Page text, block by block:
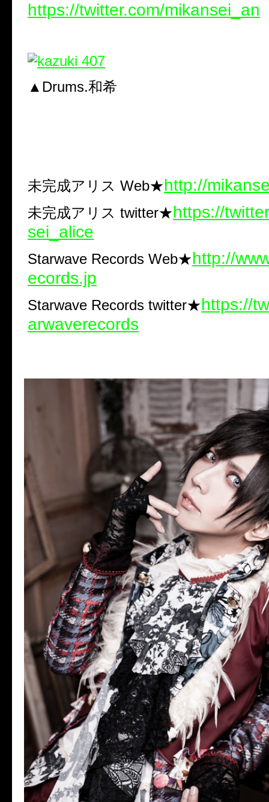
https://twitter.com/mikansei_an
▲Drums.和希
未完成アリス Web★http://
未完成アリス twitter★https://
sei_alice
Starwave Records Web★http://
ecords.jp
Starwave Records twitter★https://
arwaverecords